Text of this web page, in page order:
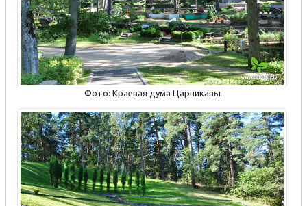
Фото: Краевая дума Царникавы